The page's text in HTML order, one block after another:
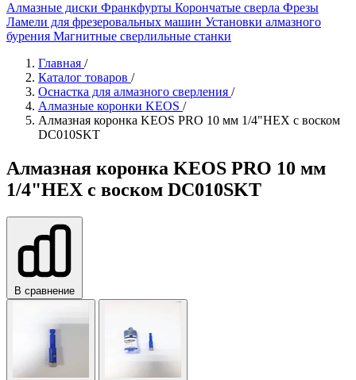
Алмазные диски Франкфурты Корончатые сверла Фрезы
Ламели для фрезеровальных машин Установки алмазного
бурения Магнитные сверлильные станки
Главная /
Каталог товаров /
Оснастка для алмазного сверления /
Алмазные коронки KEOS /
Алмазная коронка KEOS PRO 10 мм 1/4"HEX с воском
DC010SKT
Алмазная коронка KEOS PRO 10 мм
1/4"HEX с воском DC010SKT
В сравнение